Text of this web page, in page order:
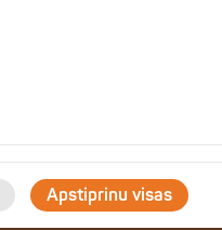
Apstiprinu visas